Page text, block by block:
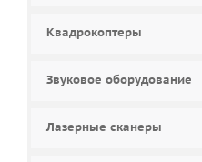
Квадрокоптеры
Звуковое оборудование
Лазерные сканеры